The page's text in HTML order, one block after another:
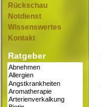
Rückschau
Notdienst
Wissenswertes
Kontakt
Ratgeber